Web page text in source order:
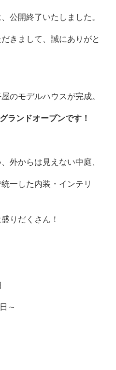
公開終了いたしました。
きまして、誠にありがと
のモデルハウスが完成。
グランドオープンです！
外からは見えない中庭、
一した内装・インテリ
りだくさん！
～